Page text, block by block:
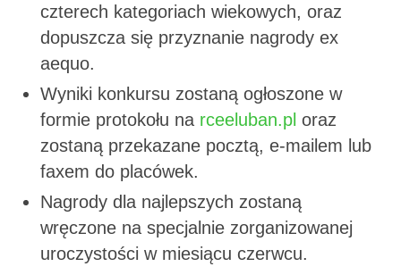
czterech kategoriach wiekowych, oraz
dopuszcza się przyznanie nagrody ex
aequo.
Wyniki konkursu zostaną ogłoszone w
formie protokołu na rceeluban.pl oraz
zostaną przekazane pocztą, e-mailem lub
faxem do placówek.
Nagrody dla najlepszych zostaną
wręczone na specjalnie zorganizowanej
uroczystości w miesiącu czerwcu.